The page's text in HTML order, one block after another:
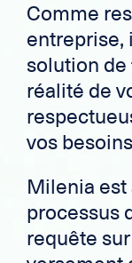
Comme
entreprise,
solution de
réalité de
vos
Milenia est
processus
requête